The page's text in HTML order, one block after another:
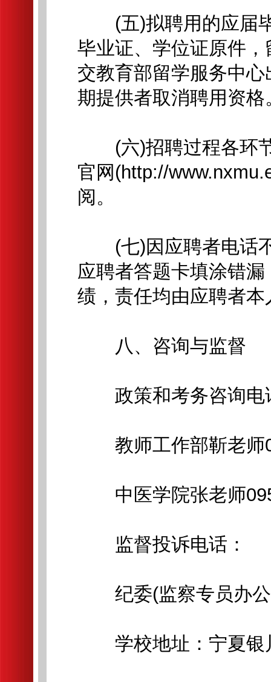
(五)拟聘用的应届毕
毕业证、学位证原件
交教育部留学服务中
期提供者取消聘用资格
(六)招聘过程各环节
官网(http://
阅。
(七)因应聘者电话不
应聘者答题卡填涂错
绩，责任均由应聘者本
八、咨询与监督
政策和考务咨询电
教师工作部靳老师
中医学院张老师
监督投诉电话：
纪委(监察专员办公
学校地址：宁夏银